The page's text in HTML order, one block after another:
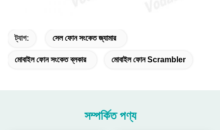
ট্যাগ: সেল ফোন সংকেত জ্যামার
মোবাইল ফোন সংকেত ব্লকার মোবাইল ফোন Scrambler
সম্পর্কিত পণ্য